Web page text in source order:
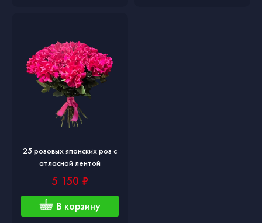
25 розовых японских роз с
атласной лентой
5 150 ₽
В корзину